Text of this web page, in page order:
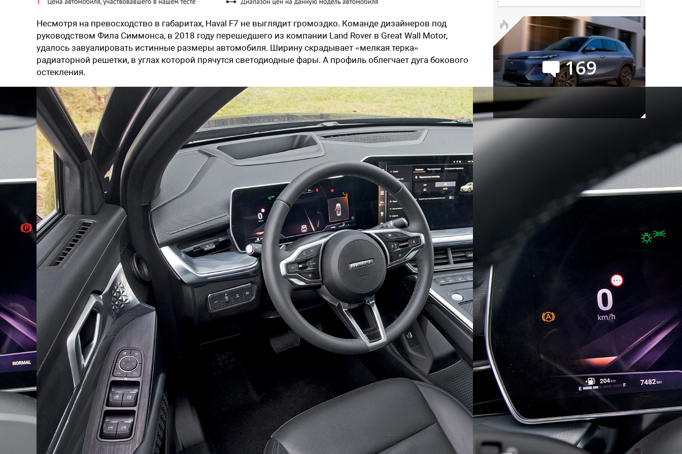
Несмотря на превосходство в габаритах, Haval F7 не выглядит громоздко. ­Команде дизайнеров под
руководством Фила Симмонса, в 2018 году перешедшего из компании Land Rover в Great Wall Motor,
удалось завуалировать истинные размеры автомобиля. Ширину скрадывает «мелкая терка»
радиаторной решетки, в углах которой прячутся светодиодные фары. А профиль облегчает дуга бокового
остекления.
169
Последовательный гибрид
Geely EX5 EM-R для России:
Сейчас обсуждают
Sergei
машины (в порядке убывания
типоразмер. В моем случае это
кузов универсал среднего
размера. 2.Надежность. Хочется
быть уверенным, что она меня
везде довезет и …
Дмитрий
У китайских колымаг нет никакой
репутации, это просто дешевые
подделки под авто из
цивилизованных стран. Кроме
того в китайском автопроме
сильнейший спад производства
(более 20% по итогам года)и
почти все китайские
производители работают …
Дмитрий